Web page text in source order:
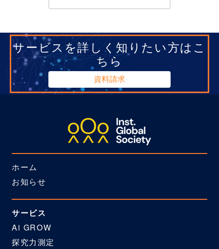
サービスを詳しく知りたい方はこ
ちら
資料請求
ホーム
お知らせ
サービス
Ai GROW
探究力測定